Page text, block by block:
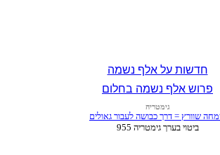
חדשות על אלף נשמה
פרוש אלף נשמה בחלום